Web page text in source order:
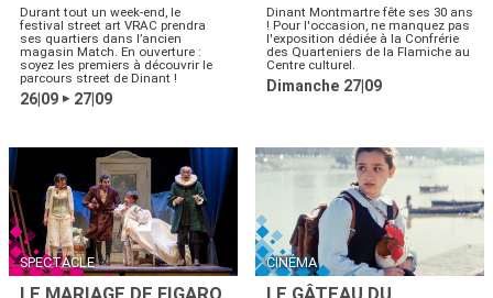
Durant tout un week-end, le
festival street art VRAC prendra
ses quartiers dans l’ancien
magasin Match. En ouverture :
soyez les premiers à découvrir le
parcours street de Dinant !
26|09 ▶27|09
Dinant Montmartre fête ses 30 ans
! Pour l'occasion, ne manquez pas
l'exposition dédiée à la Confrérie
des Quarteniers de la Flamiche au
Centre culturel.
Dimanche 27|09
SPECTACLE CINÉMA